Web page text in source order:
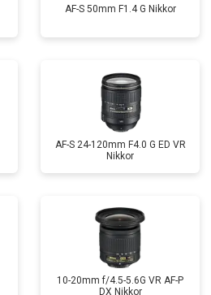
AF-S 50mm F1.4 G Nikkor
AF-S 24-120mm F4.0 G ED VR
Nikkor
10-20mm f/4.5-5.6G VR AF-P
DX Nikkor